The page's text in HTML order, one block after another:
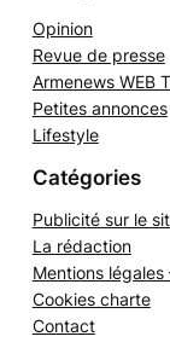
Opinion
Revue de presse
Armenews WEB
Petites annonces
Publicité sur le site
La rédaction
Mentions légales
Cookies charte